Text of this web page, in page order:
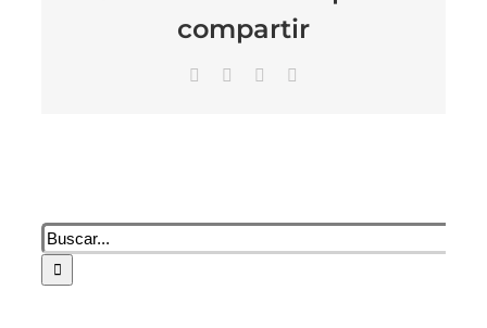
compartir
Facebook LinkedIn
Buscar: